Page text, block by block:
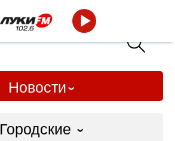
Новости
Городские